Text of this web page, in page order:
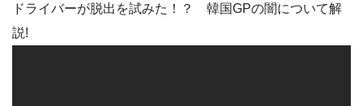
ドライバーが脱出を試みた！？ 韓国GPの闇について解
説!